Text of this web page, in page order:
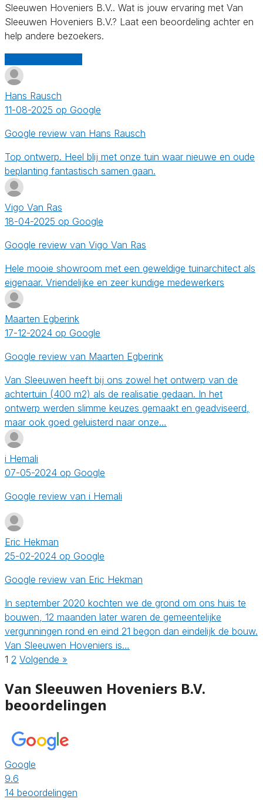
Sleeuwen Hoveniers B.V.. Wat is jouw ervaring met Van
Sleeuwen Hoveniers B.V.? Laat een beoordeling achter en
help andere bezoekers.
Hans Rausch
11-08-2025 op Google
Google review van Hans Rausch
Top ontwerp. Heel blij met onze tuin waar nieuwe en oude
beplanting fantastisch samen gaan.
Vigo Van Ras
18-04-2025 op Google
Google review van Vigo Van Ras
Hele mooie showroom met een geweldige tuinarchitect als
eigenaar. Vriendelijke en zeer kundige medewerkers
Maarten Egberink
17-12-2024 op Google
Google review van Maarten Egberink
Van Sleeuwen heeft bij ons zowel het ontwerp van de
achtertuin (400 m2) als de realisatie gedaan. In het
ontwerp werden slimme keuzes gemaakt en geadviseerd,
maar ook goed geluisterd naar onze…
i Hemali
07-05-2024 op Google
Google review van i Hemali
Eric Hekman
25-02-2024 op Google
Google review van Eric Hekman
In september 2020 kochten we de grond om ons huis te
bouwen, 12 maanden later waren de gemeentelijke
vergunningen rond en eind 21 begon dan eindelijk de bouw.
Van Sleeuwen Hoveniers is…
1 2 Volgende »
Van Sleeuwen Hoveniers B.V.
beoordelingen
Google
9.6
14 beoordelingen